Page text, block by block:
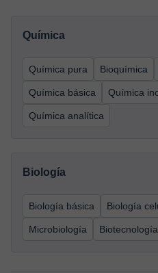
Química
Química pura Bioquímica
Química básica Química
Química analítica
Biología
Biología básica Biología
Microbiología Biotecnología